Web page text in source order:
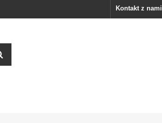
Kontakt z nami